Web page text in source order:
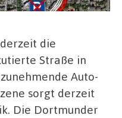
die
Straße in
Auto-
sorgt derzeit
Die Dortmunder